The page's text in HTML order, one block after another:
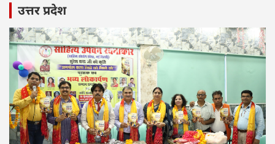
उत्तर प्रदेश